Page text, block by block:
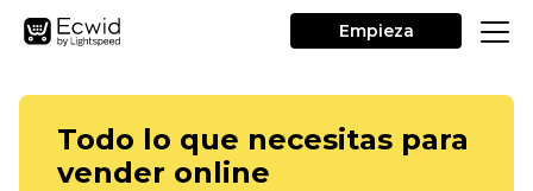
Empieza
Todo lo que necesitas para
vender online